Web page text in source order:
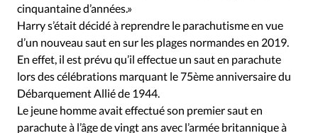
cinquantaine d’années.»
Harry s’était décidé à reprendre le parachutisme en vue
d’un nouveau saut en sur les plages normandes en 2019.
En effet, il est prévu qu’il effectue un saut en parachute
lors des célébrations marquant le 75ème anniversaire du
Débarquement Allié de 1944.
Le jeune homme avait effectué son premier saut en
parachute à l’âge de vingt ans avec l’armée britannique à